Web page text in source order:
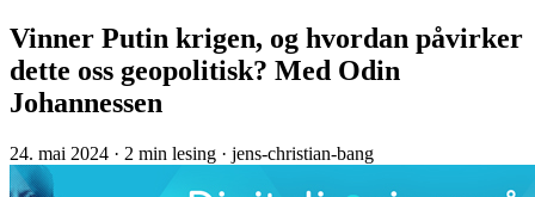
Vinner Putin krigen, og hvordan påvirker
dette oss geopolitisk? Med Odin
Johannessen
24. mai 2024 · 2 min lesing · jens-christian-bang